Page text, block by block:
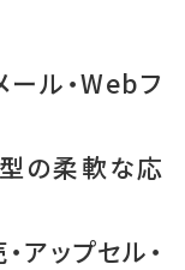
ール・Webフ
の柔軟な応
アップセル・